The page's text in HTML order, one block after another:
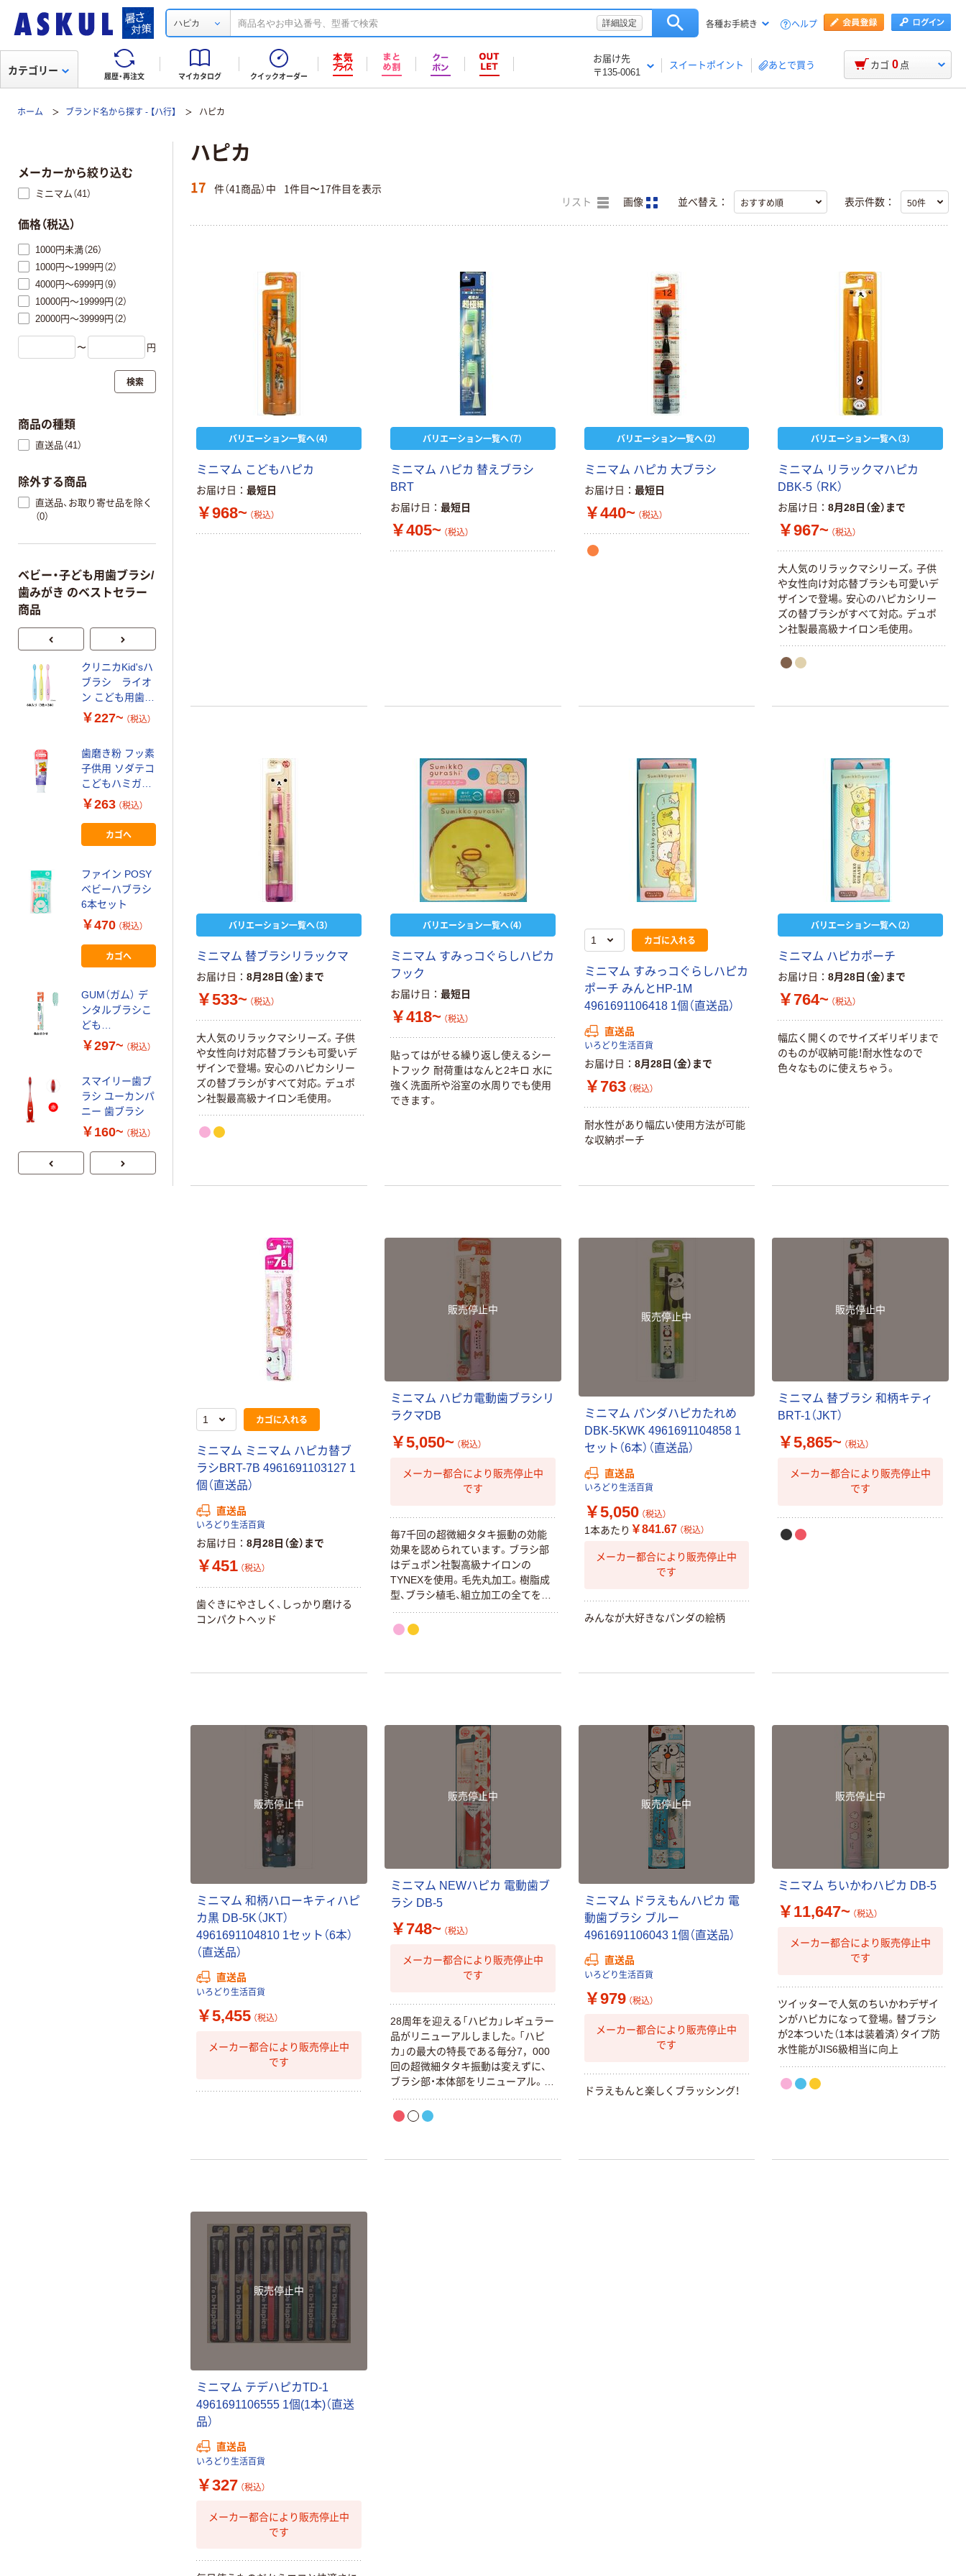
ハピカ 詳細設定 各種お手続き ヘルプ
履歴・再注文 マイカタログ クイックオーダー
お届け先
〒135-0061
スイートポイント あとで買う
カテゴリー カゴ 0 点
ホーム ブランド名から探す - 【ハ行】 ハピカ
ハピカ
17 件（41商品）中 1件目〜17件目を表示
リスト 画像 並べ替え： 表示件数：
バリエーション一覧へ（4）
ミニマム こどもハピカ
お届け日 最短日
￥968~ （税込）
バリエーション一覧へ（7）
ミニマム ハピカ 替えブラシ
BRT
お届け日 最短日
￥405~ （税込）
バリエーション一覧へ（2）
ミニマム ハピカ 大ブラシ
お届け日 最短日
￥440~ （税込）
バリエーション一覧へ（3）
ミニマム リラックマハピカ
DBK-5 （RK）
お届け日 8月28日（金）まで
￥967~ （税込）
大人気のリラックマシリーズ。子供
や女性向け対応替ブラシも可愛いデ
ザインで登場。安心のハピカシリー
ズの替ブラシがすべて対応。デュポ
ン社製最高級ナイロン毛使用。
バリエーション一覧へ（3）
ミニマム 替ブラシリラックマ
お届け日 8月28日（金）まで
￥533~ （税込）
大人気のリラックマシリーズ。子供
や女性向け対応替ブラシも可愛いデ
ザインで登場。安心のハピカシリー
ズの替ブラシがすべて対応。デュポ
ン社製最高級ナイロン毛使用。
バリエーション一覧へ（4）
ミニマム すみっコぐらしハピカ
フック
お届け日 最短日
￥418~ （税込）
貼ってはがせる繰り返し使えるシー
トフック 耐荷重はなんと2キロ 水に
強く洗面所や浴室の水周りでも使用
できます。
カゴに入れる
ミニマム すみっコぐらしハピカ
ポーチ みんとHP-1M
4961691106418 1個（直送品）
直送品
いろどり生活百貨
お届け日 8月28日（金）まで
￥763 （税込）
耐水性があり幅広い使用方法が可能
な収納ポーチ
バリエーション一覧へ（2）
ミニマム ハピカポーチ
お届け日 8月28日（金）まで
￥764~ （税込）
幅広く開くのでサイズギリギリまで
のものが収納可能！耐水性なので
色々なものに使えちゃう。
カゴに入れる
ミニマム ミニマム ハピカ替ブ
ラシBRT-7B 4961691103127 1
個（直送品）
直送品
いろどり生活百貨
お届け日 8月28日（金）まで
￥451 （税込）
歯ぐきにやさしく、しっかり磨ける
コンパクトヘッド
販売停止中
ミニマム ハピカ電動歯ブラシリ
ラクマDB
￥5,050~ （税込）
メーカー都合により販売停止中
です
毎7千回の超微細タタキ振動の効能
効果を認められています。ブラシ部
はデュポン社製高級ナイロンの
TYNEXを使用。毛先丸加工。樹脂成
型、ブラシ植毛、組立加工の全てを日
本国内で行ってます。人気キャラク
ターで登場。」
販売停止中
ミニマム パンダハピカたれめ
DBK-5KWK 4961691104858 1
セット（6本）（直送品）
直送品
いろどり生活百貨
￥5,050 （税込）
1本あたり ￥841.67 （税込）
メーカー都合により販売停止中
です
みんなが大好きなパンダの絵柄
販売停止中
ミニマム 替ブラシ 和柄キティ
BRT-1（JKT）
￥5,865~ （税込）
メーカー都合により販売停止中
です
販売停止中
ミニマム 和柄ハローキティハピ
カ黒 DB-5K（JKT）
4961691104810 1セット（6本）
（直送品）
直送品
いろどり生活百貨
￥5,455 （税込）
メーカー都合により販売停止中
です
販売停止中
ミニマム NEWハピカ 電動歯ブ
ラシ DB-5
￥748~ （税込）
メーカー都合により販売停止中
です
28周年を迎える「ハピカ」レギュラー
品がリニューアルしました。「ハピ
カ」の最大の特長である毎分7，000
回の超微細タタキ振動は変えずに、
ブラシ部・本体部をリニューアル。ブ
ラシ部は狭い隙間の汚れもキレイに
落とせるテーパー毛とAR（アドバン
時期を知らせる交換シグナル付き。
販売停止中
ミニマム ドラえもんハピカ 電
動歯ブラシ ブルー
4961691106043 1個（直送品）
直送品
いろどり生活百貨
￥979 （税込）
メーカー都合により販売停止中
です
ドラえもんと楽しくブラッシング！
販売停止中
ミニマム ちいかわハピカ DB-5
￥11,647~ （税込）
メーカー都合により販売停止中
です
ツイッターで人気のちいかわデザイ
ンがハピカになって登場。替ブラシ
が2本ついた（1本は装着済）タイプ防
水性能がJIS6級相当に向上
販売停止中
ミニマム テデハピカTD-1
4961691106555 1個(1本)（直送
品）
直送品
いろどり生活百貨
￥327 （税込）
メーカー都合により販売停止中
です
メーカーから絞り込む
ミニマム（41）
価格（税込）
1000円未満（26）
1000円～1999円（2）
4000円～6999円（9）
10000円～19999円（2）
20000円～39999円（2）
〜 円
検索
商品の種類
直送品（41）
除外する商品
直送品、お取り寄せ品を除く
（0）
ベビー・子ども用歯ブラシ/
歯みがき のベストセラー
商品
クリニカKid'sハ
ブラシ ライオ
ン こども用歯ブ
ラシ
￥227~ （税込）
歯磨き粉 フッ素
子供用 ソダテコ
こどもハミガキ
ぶどう 70g サン
￥263 （税込）
カゴへ
ファイン POSY
ベビーハブラシ
6本セット
￥470 （税込）
カゴへ
GUM（ガム） デ
ンタルブラシこ
ども
SUNSTAR（サン
￥297~ （税込）
スマイリー歯ブ
ラシ ユーカンパ
ニー 歯ブラシ
￥160~ （税込）
アヌシ こども歯
￥198~ （税込）
子供用 ソダテコ
こどもハミガキ
ぶどう 70g サン
￥263 （税込）
カゴへ
ファイン POSY
ベビーハブラシ
6本セット
￥470 （税込）
カゴへ
GUM（ガム） デ
ンタルブラシこ
ども
SUNSTAR（サン
スター） 歯ブラ
シ（子供用）
スマイリー歯ブ
ラシ ユーカンパ